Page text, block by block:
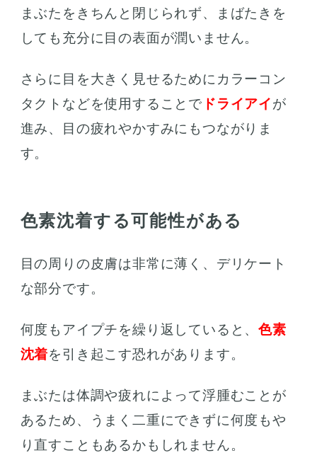
まぶたをきちんと閉じられず、まばたきを
しても充分に目の表面が潤いません。
さらに目を大きく見せるためにカラーコン
タクトなどを使用することで ドライアイが
進み、目の疲れやかすみにもつながりま
す。
色素沈着する可能性がある
目の周りの皮膚は非常に薄く、デリケート
な部分です。
何度もアイプチを繰り返していると、色素
沈着を引き起こす恐れがあります。
まぶたは体調や疲れによって浮腫むことが
あるため、うまく二重にできずに何度もや
り直すこともあるかもしれません。